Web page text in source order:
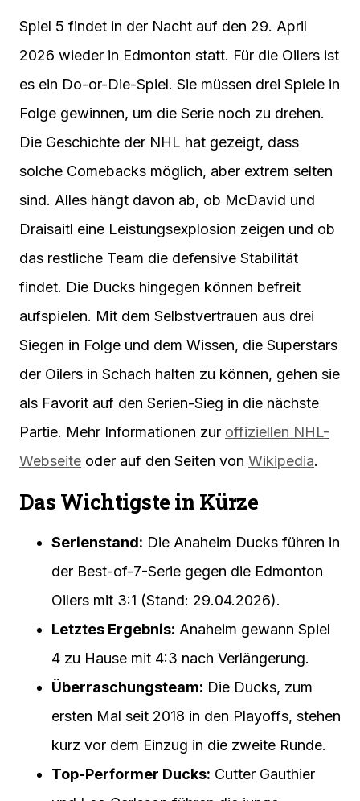
Spiel 5 findet in der Nacht auf den 29. April
2026 wieder in Edmonton statt. Für die Oilers ist
es ein Do-or-Die-Spiel. Sie müssen drei Spiele in
Folge gewinnen, um die Serie noch zu drehen.
Die Geschichte der NHL hat gezeigt, dass
solche Comebacks möglich, aber extrem selten
sind. Alles hängt davon ab, ob McDavid und
Draisaitl eine Leistungsexplosion zeigen und ob
das restliche Team die defensive Stabilität
findet. Die Ducks hingegen können befreit
aufspielen. Mit dem Selbstvertrauen aus drei
Siegen in Folge und dem Wissen, die Superstars
der Oilers in Schach halten zu können, gehen sie
als Favorit auf den Serien-Sieg in die nächste
Partie. Mehr Informationen zur offiziellen NHL-
Webseite oder auf den Seiten von Wikipedia.
Das Wichtigste in Kürze
Serienstand: Die Anaheim Ducks führen in
der Best-of-7-Serie gegen die Edmonton
Oilers mit 3:1 (Stand: 29.04.2026).
Letztes Ergebnis: Anaheim gewann Spiel
4 zu Hause mit 4:3 nach Verlängerung.
Überraschungsteam: Die Ducks, zum
ersten Mal seit 2018 in den Playoffs, stehen
kurz vor dem Einzug in die zweite Runde.
Top-Performer Ducks: Cutter Gauthier